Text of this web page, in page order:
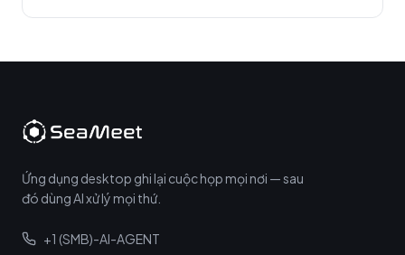
Ứng dụng desktop ghi lại cuộc họp mọi nơi — sau
đó dùng AI xử lý mọi thứ.
+1 (SMB)-AI-AGENT